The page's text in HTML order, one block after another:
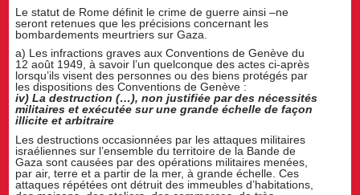
Le statut de Rome définit le crime de guerre ainsi –ne
seront retenues que les précisions concernant les
bombardements meurtriers sur Gaza.
a) Les infractions graves aux Conventions de Genève du
12 août 1949, à savoir l’un quelconque des actes ci-après
lorsqu’ils visent des personnes ou des biens protégés par
les dispositions des Conventions de Genève :
iv) La destruction (…), non justifiée par des nécessités
militaires et exécutée sur une grande échelle de façon
illicite et arbitraire
Les destructions occasionnées par les attaques militaires
israéliennes sur l’ensemble du territoire de la Bande de
Gaza sont causées par des opérations militaires menées,
par air, terre et a partir de la mer, à grande échelle. Ces
attaques répétées ont détruit des immeubles d’habitations,